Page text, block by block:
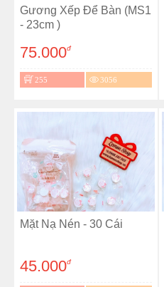
Gương Xếp Để Bàn (MS1
- 23cm )
75.000đ
255 3056
Mặt Nạ Nén - 30 Cái
45.000đ